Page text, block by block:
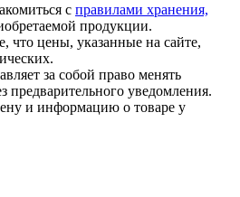
с правилами хранения,
продукции.
цены, указанные на сайте,
за собой право менять
предварительного уведомления.
и информацию о товаре у